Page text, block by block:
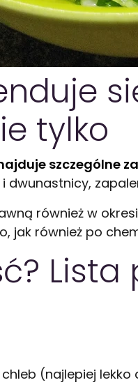
tylko
szczególne
dwunastnicy,
również w
jak również po
(najlepiej